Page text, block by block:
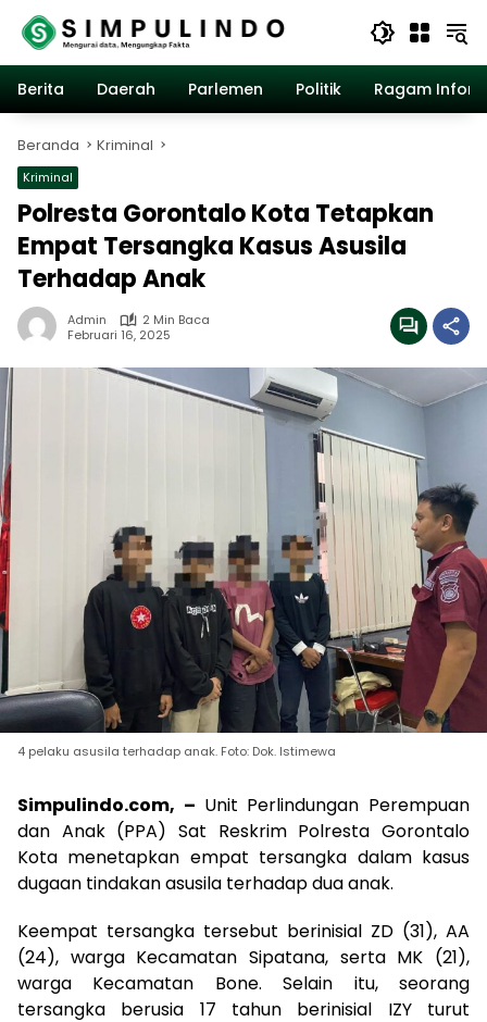
Langsung
konten
Berita
Daerah Parlemen Politik Ragam
Beranda Kriminal
Kriminal
Polresta Gorontalo Kota Tetapkan
Empat Tersangka Kasus Asusila
Terhadap Anak
Admin
2 Min Baca
Februari 16, 2025
4 pelaku asusila terhadap anak. Foto: Dok. Istimewa
Simpulindo.com, – Unit Perlindungan Perempuan
dan Anak (PPA) Sat Reskrim Polresta Gorontalo
Kota menetapkan empat tersangka dalam kasus
dugaan tindakan asusila terhadap dua anak.
Keempat tersangka tersebut berinisial ZD (31), AA
(24), warga Kecamatan Sipatana, serta MK (21),
warga Kecamatan Bone. Selain itu, seorang
tersangka berusia 17 tahun berinisial IZY turut